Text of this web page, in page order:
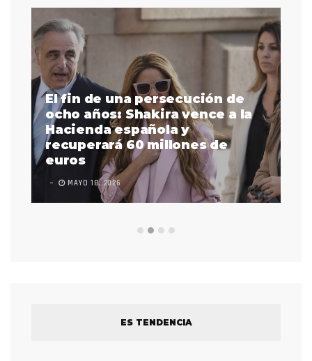
El fin de una persecución de
ocho años: Shakira vence a la
Hacienda española y
recuperará 60 millones de
euros
MAYO 18, 2026
ES TENDENCIA